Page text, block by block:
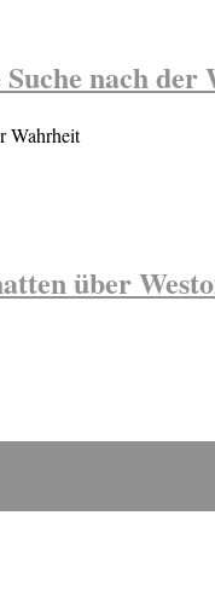
nach der
Wahrheit
über